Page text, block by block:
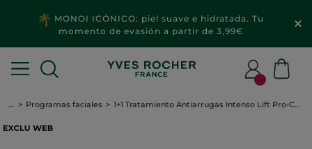
MONOI ICÓNICO: piel suave e hidratada. Tu
momento de evasión a partir de 3,99€
... Programas faciales 1+1 Tratamiento Antiarrugas Intenso Lift Pro-Collagène 75 ml